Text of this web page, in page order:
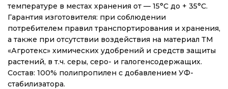
температуре в местах хранения от — 15°С до + 35°С.
Гарантия изготовителя: при соблюдении
потребителем правил транспортирования и хранения,
а также при отсутствии воздействия на материал ТМ
«Агротекс» химических удобрений и средств защиты
растений, в т.ч. серы, серо- и галогенсодержащих.
Состав: 100% полипропилен с добавлением УФ-
стабилизатора.